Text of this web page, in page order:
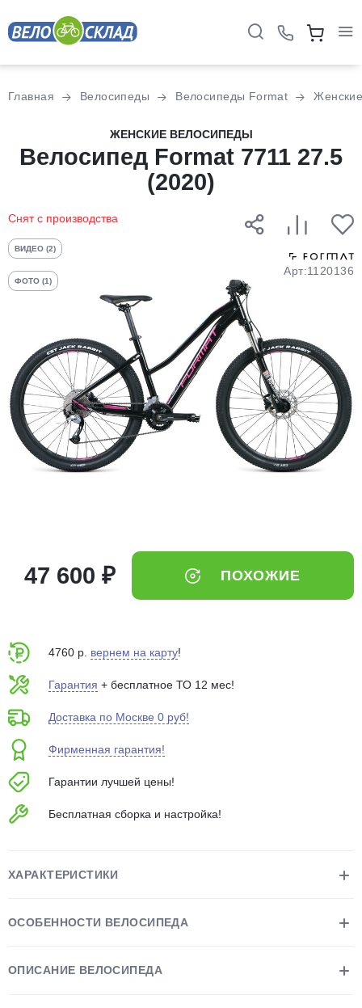
Главная Велосипеды Велосипеды Format
ЖЕНСКИЕ ВЕЛОСИПЕДЫ
Велосипед Format 7711 27.5
(2020)
Снят с производства
ВИДЕО (2)
ФОТО (1)
Арт:1120136
47 600 ₽ ПОХОЖИЕ
4760 р. вернем на карту!
Гарантия + бесплатное ТО 12 мес!
Доставка по Москве 0 руб!
Фирменная гарантия!
Гарантии лучшей цены!
Бесплатная сборка и настройка!
ХАРАКТЕРИСТИКИ
ОСОБЕННОСТИ ВЕЛОСИПЕДА
ОПИСАНИЕ ВЕЛОСИПЕДА
Разбейте
оплатуна части
без переплат
График платежей
Добавляйте товары
в корзину
Оплачивайте сегодня только
выбранный способом
75% будут
Подробнее
Остались вопросы?